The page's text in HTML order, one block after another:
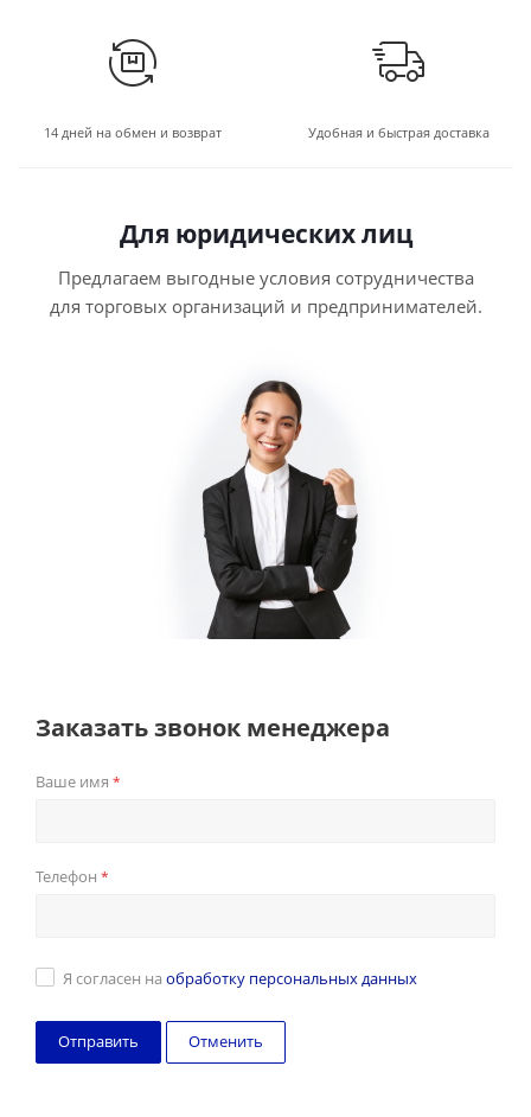
14 дней на обмен и возврат Удобная и быстрая доставка
Для юридических лиц
Предлагаем выгодные условия сотрудничества
для торговых организаций и предпринимателей.
Заказать звонок менеджера
Ваше имя *
Телефон *
Я согласен на обработку персональных данных
Отменить